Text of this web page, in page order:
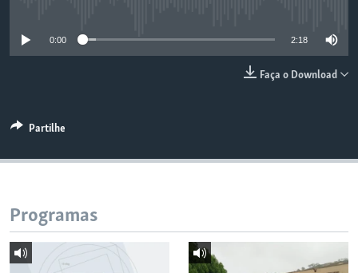
0:00 2:18
Faça o Download
Partilhe
Programas